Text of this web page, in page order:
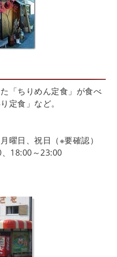
「ちりめん定食」が食べ
定食」など。
日、祝日（※要確認）
18:00～23:00